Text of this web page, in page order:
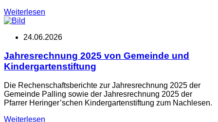
Weiterlesen
24.06.2026
Jahresrechnung 2025 von Gemeinde und
Kindergartenstiftung
Die Rechenschaftsberichte zur Jahresrechnung 2025 der
Gemeinde Palling sowie der Jahresrechnung 2025 der
Pfarrer Heringer’schen Kindergartenstiftung zum Nachlesen.
Weiterlesen